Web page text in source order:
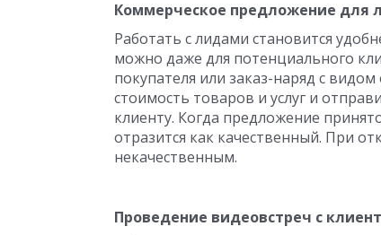
Коммерческое предложение для
Работать с лидами становится
можно даже для потенциального
покупателя или заказ-наряд с
стоимость товаров и услуг и
клиенту. Когда предложение
отразится как качественный. При
некачественным.
Проведение видеовстреч с